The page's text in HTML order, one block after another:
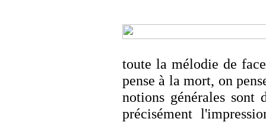
toute la mélodie de
pense à la mort, on
notions générales sont
précisément